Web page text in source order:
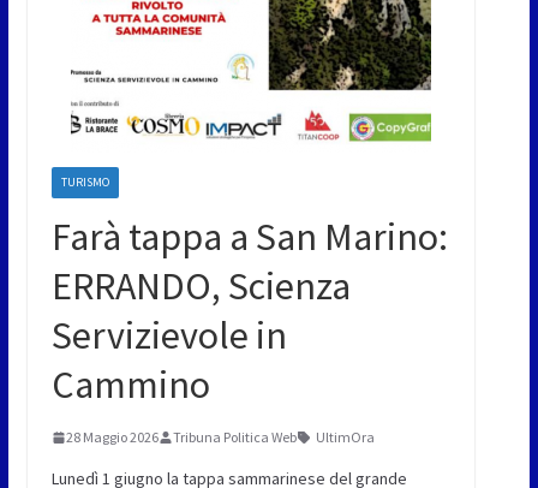
TURISMO
Farà tappa a San Marino:
ERRANDO, Scienza
Servizievole in
Cammino
28 Maggio 2026 Tribuna Politica Web UltimOra
Lunedì 1 giugno la tappa sammarinese del grande